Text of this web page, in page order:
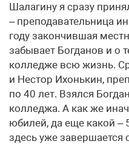
Шалагину я сразу
– преподавательница
году закончившая
забывает Богданов и о
колледже всю жизнь.
и Нестор Ихонькин,
по 40 лет. Взялся
колледжа. А как же
юбилей, да еще какой –
здесь уже завершается